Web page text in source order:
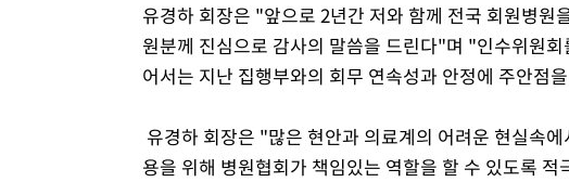
유경하 회장은 "앞으로 2년간 저와 함께 전국 회원병원
원분께 진심으로 감사의 말씀을 드린다"며 "인수위원
어서는 지난 집행부와의 회무 연속성과 안정에 주안점
유경하 회장은 "많은 현안과 의료계의 어려운 현실속
용을 위해 병원협회가 책임있는 역할을 할 수 있도록